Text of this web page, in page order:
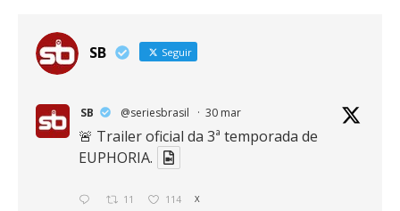
SB Seguir
SB @seriesbrasil · 30 mar
🚨 Trailer oficial da 3ª temporada de
EUPHORIA.
11 114 X